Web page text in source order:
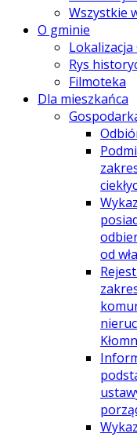
Wszystkie
O gminie
Lokalizacja
Rys
Filmoteka
Dla mieszkańca
od